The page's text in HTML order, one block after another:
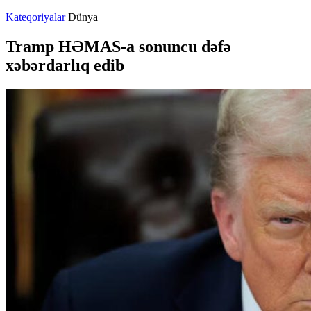
KateqoriyalarDünya
Tramp HƏMAS-a sonuncu dəfə
xəbərdarlıq edib